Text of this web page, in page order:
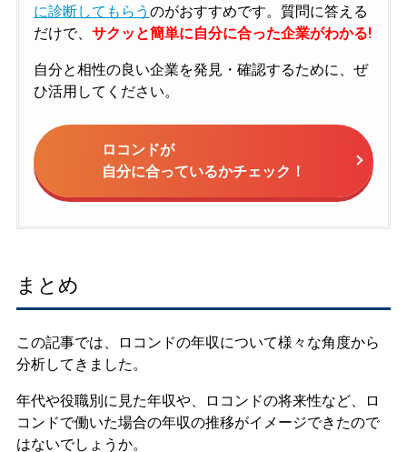
に診断してもらう のがおすすめです。質問に答える
だけで、 サクッと簡単に自分に合った企業がわかる!
自分と相性の良い企業を発見・確認するために、ぜ
ひ活用してください。
ロコンドが
自分に合っているかチェック！
まとめ
この記事では、ロコンドの年収について様々な角度から
分析してきました。
年代や役職別に見た年収や、ロコンドの将来性など、ロ
コンドで働いた場合の年収の推移がイメージできたので
はないでしょうか。